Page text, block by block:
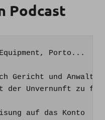
Podcast
Porto...
Gericht und Anwalt**
Unvernunft zu
auf das Konto